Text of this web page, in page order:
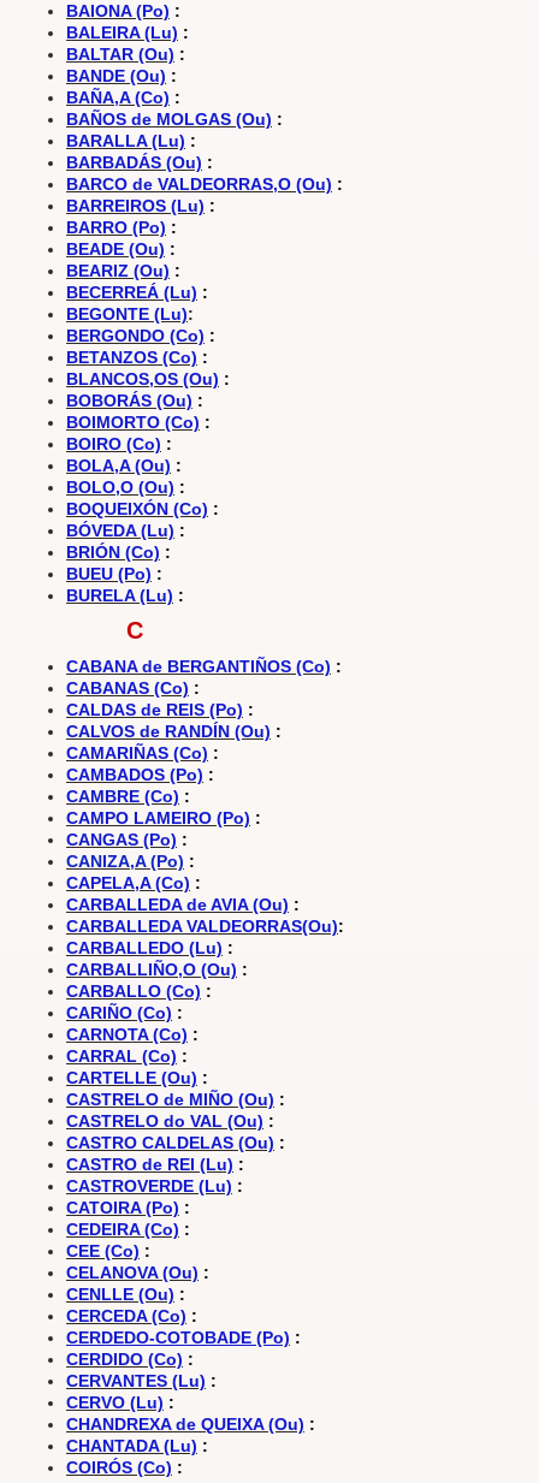
BAIONA (Po) :
BALEIRA (Lu) :
BALTAR (Ou) :
BANDE (Ou) :
BAÑA,A (Co) :
BAÑOS de MOLGAS (Ou) :
BARALLA (Lu) :
BARBADÁS (Ou) :
BARCO de VALDEORRAS,O (Ou) :
BARREIROS (Lu) :
BARRO (Po) :
BEADE (Ou) :
BEARIZ (Ou) :
BECERREÁ (Lu) :
BEGONTE (Lu):
BERGONDO (Co) :
BETANZOS (Co) :
BLANCOS,OS (Ou) :
BOBORÁS (Ou) :
BOIMORTO (Co) :
BOIRO (Co) :
BOLA,A (Ou) :
BOLO,O (Ou) :
BOQUEIXÓN (Co) :
BÓVEDA (Lu) :
BRIÓN (Co) :
BUEU (Po) :
BURELA (Lu) :
C
CABANA de BERGANTIÑOS (Co) :
CABANAS (Co) :
CALDAS de REIS (Po) :
CALVOS de RANDÍN (Ou) :
CAMARIÑAS (Co) :
CAMBADOS (Po) :
CAMBRE (Co) :
CAMPO LAMEIRO (Po) :
CANGAS (Po) :
CANIZA,A (Po) :
CAPELA,A (Co) :
CARBALLEDA de AVIA (Ou) :
CARBALLEDA VALDEORRAS(Ou):
CARBALLEDO (Lu) :
CARBALLIÑO,O (Ou) :
CARBALLO (Co) :
CARIÑO (Co) :
CARNOTA (Co) :
CARRAL (Co) :
CARTELLE (Ou) :
CASTRELO de MIÑO (Ou) :
CASTRELO do VAL (Ou) :
CASTRO CALDELAS (Ou) :
CASTRO de REI (Lu) :
CASTROVERDE (Lu) :
CATOIRA (Po) :
CEDEIRA (Co) :
CEE (Co) :
CELANOVA (Ou) :
CENLLE (Ou) :
CERCEDA (Co) :
CERDEDO-COTOBADE (Po) :
CERDIDO (Co) :
CERVANTES (Lu) :
CERVO (Lu) :
CHANDREXA de QUEIXA (Ou) :
CHANTADA (Lu) :
COIRÓS (Co) :